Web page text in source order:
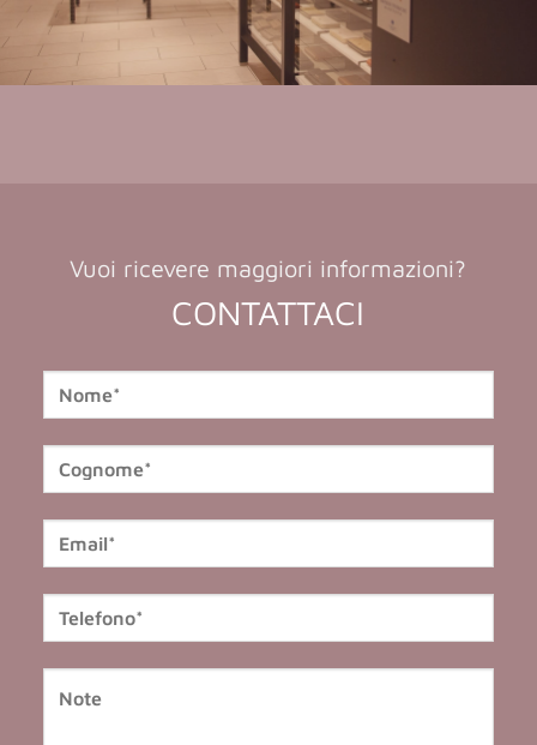
Vuoi ricevere maggiori informazioni?
CONTATTACI